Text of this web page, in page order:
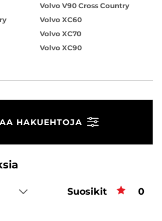
Volvo V90 Cross Country
Volvo XC60
Volvo XC70
Volvo XC90
HAKUEHTOJA
Suosikit 0